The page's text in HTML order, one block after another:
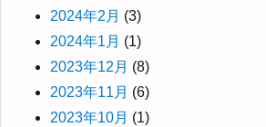
2024年2月 (3)
2024年1月 (1)
2023年12月 (8)
2023年11月 (6)
2023年10月 (1)